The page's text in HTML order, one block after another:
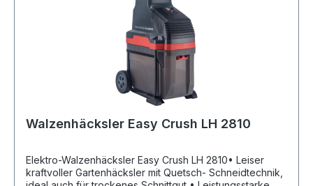
Walzenhäcksler Easy Crush LH 2810
Elektro-Walzenhäcksler Easy Crush LH 2810• Leiser
kraftvoller Gartenhäcksler mit Quetsch- Schneidtechnik,